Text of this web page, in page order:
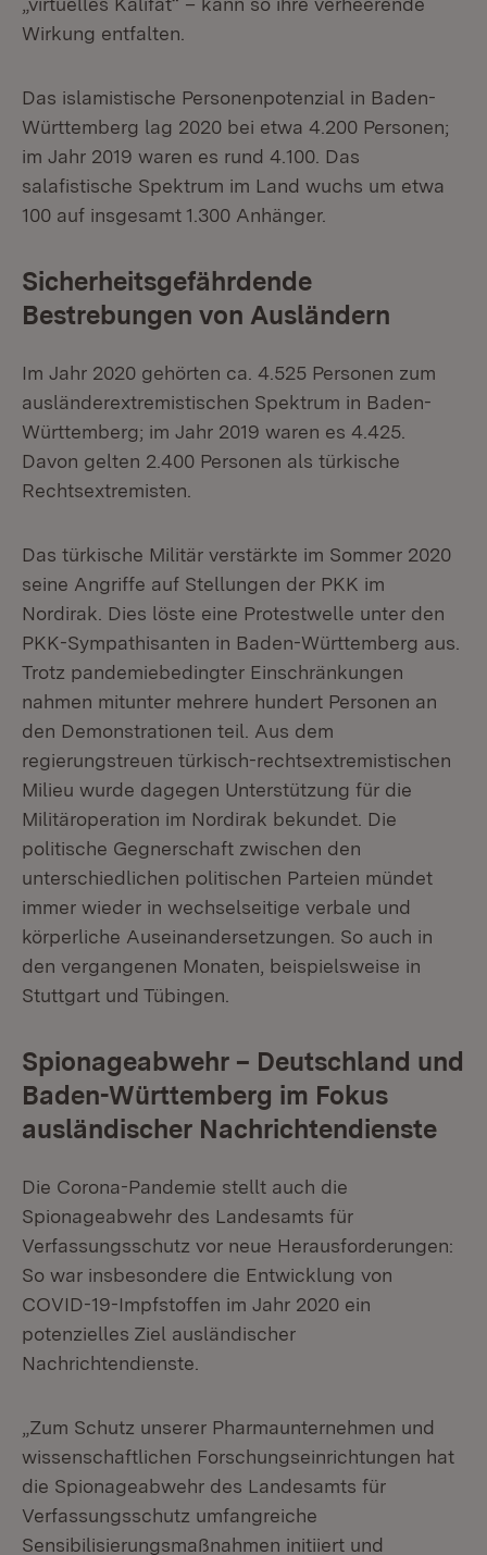
Wirkung entfalten.
Das islamistische Personenpotenzial in Baden-
Württemberg lag 2020 bei etwa 4.200 Personen;
im Jahr 2019 waren es rund 4.100. Das
salafistische Spektrum im Land wuchs um etwa
100 auf insgesamt 1.300 Anhänger.
Sicherheitsgefährdende
Bestrebungen von Ausländern
Im Jahr 2020 gehörten ca. 4.525 Personen zum
ausländerextremistischen Spektrum in Baden-
Württemberg; im Jahr 2019 waren es 4.425.
Davon gelten 2.400 Personen als türkische
Rechtsextremisten.
Das türkische Militär verstärkte im Sommer 2020
seine Angriffe auf Stellungen der PKK im
Nordirak. Dies löste eine Protestwelle unter den
PKK-Sympathisanten in Baden-Württemberg aus.
Trotz pandemiebedingter Einschränkungen
nahmen mitunter mehrere hundert Personen an
den Demonstrationen teil. Aus dem
regierungstreuen türkisch-rechtsextremistischen
Milieu wurde dagegen Unterstützung für die
Militäroperation im Nordirak bekundet. Die
politische Gegnerschaft zwischen den
unterschiedlichen politischen Parteien mündet
immer wieder in wechselseitige verbale und
körperliche Auseinandersetzungen. So auch in
den vergangenen Monaten, beispielsweise in
Stuttgart und Tübingen.
Spionageabwehr – Deutschland und
Baden-Württemberg im Fokus
ausländischer Nachrichtendienste
Die Corona-Pandemie stellt auch die
Spionageabwehr des Landesamts für
Verfassungsschutz vor neue Herausforderungen:
So war insbesondere die Entwicklung von
COVID-19-Impfstoffen im Jahr 2020 ein
potenzielles Ziel ausländischer
Nachrichtendienste.
„Zum Schutz unserer Pharmaunternehmen und
wissenschaftlichen Forschungseinrichtungen hat
die Spionageabwehr des Landesamts für
Verfassungsschutz umfangreiche
Sensibilisierungsmaßnahmen initiiert und